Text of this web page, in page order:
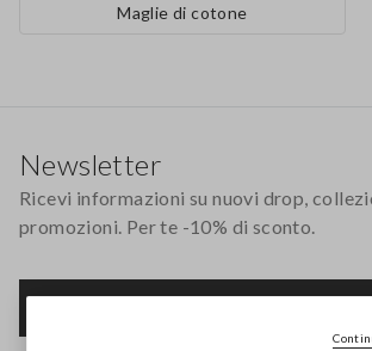
Maglie di cotone
Newsletter
Ricevi informazioni su nuovi drop,
promozioni. Per te -10% di sconto.